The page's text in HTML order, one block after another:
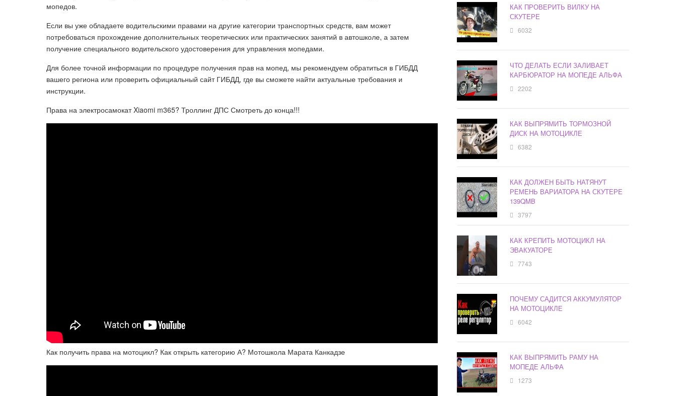
мопедов.
Если вы уже обладаете водительскими правами на другие категории транспортных средств, вам может
потребоваться прохождение дополнительных теоретических или практических занятий в автошколе, а затем
получение специального водительского удостоверения для управления мопедами.
Для более точной информации по процедуре получения прав на мопед, мы рекомендуем обратиться в ГИБДД
вашего региона или проверить официальный сайт ГИБДД, где вы сможете найти актуальные требования и
инструкции.
Права на электросамокат Xiaomi m365? Троллинг ДПС Смотреть до конца!!!
Как получить права на мотоцикл? Как открыть категорию А? Мотошкола Марата Канкадзе
КАК ПРОВЕРИТЬ ВИЛКУ НА
СКУТЕРЕ
6032
ЧТО ДЕЛАТЬ ЕСЛИ ЗАЛИВАЕТ
КАРБЮРАТОР НА МОПЕДЕ АЛЬФА
2202
КАК ВЫПРЯМИТЬ ТОРМОЗНОЙ
ДИСК НА МОТОЦИКЛЕ
6382
КАК ДОЛЖЕН БЫТЬ НАТЯНУТ
РЕМЕНЬ ВАРИАТОРА НА СКУТЕРЕ
139QMB
3797
КАК КРЕПИТЬ МОТОЦИКЛ НА
ЭВАКУАТОРЕ
7743
ПОЧЕМУ САДИТСЯ АККУМУЛЯТОР
НА МОТОЦИКЛЕ
6042
КАК ВЫПРЯМИТЬ РАМУ НА
МОПЕДЕ АЛЬФА
1273